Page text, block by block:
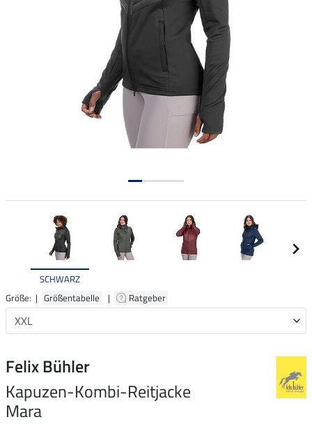
SCHWARZ
Größe: | Größentabelle | Ratgeber
Felix Bühler
Kapuzen-Kombi-Reitjacke
Mara